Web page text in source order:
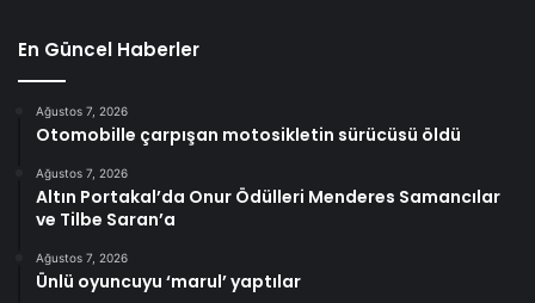
En Güncel Haberler
Ağustos 7, 2026
Otomobille çarpışan motosikletin sürücüsü öldü
Ağustos 7, 2026
Altın Portakal’da Onur Ödülleri Menderes Samancılar
ve Tilbe Saran’a
Ağustos 7, 2026
Ünlü oyuncuyu ‘marul’ yaptılar